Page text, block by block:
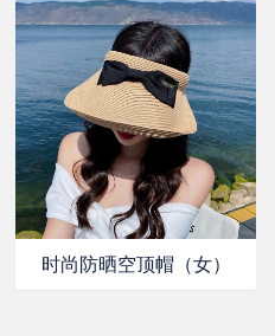
时尚防晒空顶帽（女）